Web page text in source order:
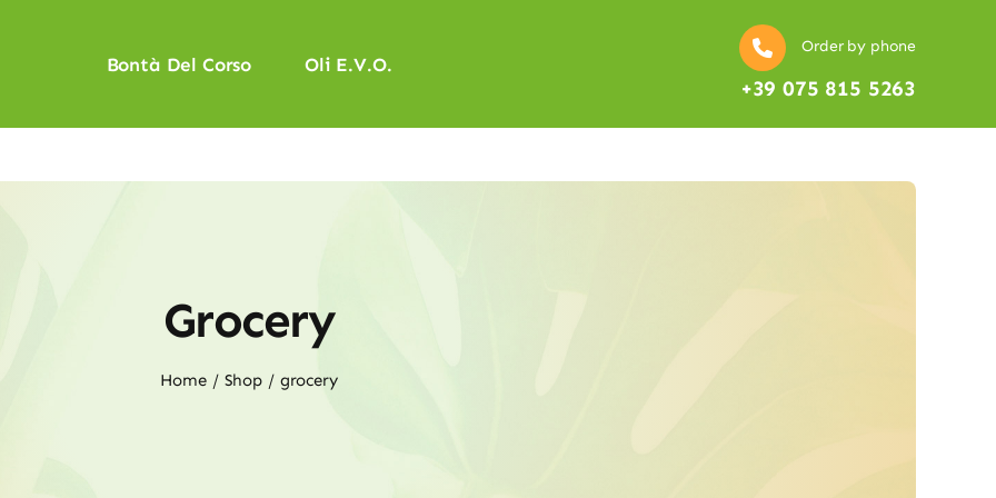
Bontà Del Corso Oli E.V.O.
Order by phone
+39 075 815 5263
Grocery
Home Shop grocery